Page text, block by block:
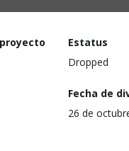
Estatus
Dropped
Fecha de
26 de